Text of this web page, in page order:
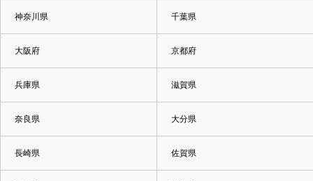
神奈川県 千葉県
大阪府 京都府
兵庫県 滋賀県
奈良県 大分県
長崎県 佐賀県